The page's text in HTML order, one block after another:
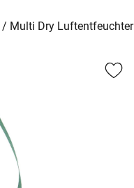
Multi Dry Luftentfeuchter